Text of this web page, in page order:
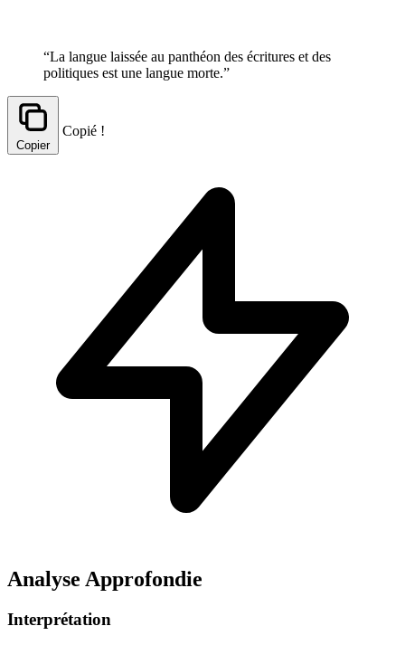
“La langue laissée au panthéon des écritures et des
politiques est une langue morte.”
Copier
Copié !
Analyse Approfondie
Interprétation